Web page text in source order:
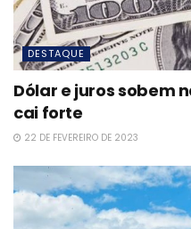
DESTAQUE
Dólar e juros sobem
cai forte
22 DE FEVEREIRO DE 2023